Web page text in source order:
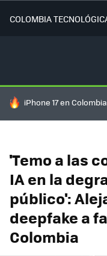
COLOMBIA
HOY SE HABLA DE
iPhone 17 en Colombia
'Temo a las
IA en la
público':
deepfake a
Colombia